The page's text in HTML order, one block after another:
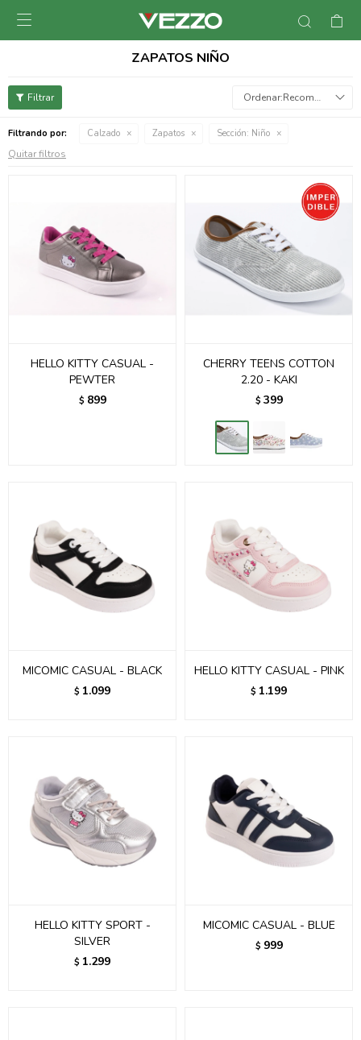

ZAPATOS NIÑO
Recomendados
Filtrando por: Calzado Zapatos Sección: Niño
Quitar filtros
HELLO KITTY CASUAL -
PEWTER
$ 899
CHERRY TEENS COTTON
2.20 - KAKI
$ 399
MICOMIC CASUAL - BLACK
$ 1.099
HELLO KITTY CASUAL - PINK
$ 1.199
HELLO KITTY SPORT -
SILVER
$ 1.299
MICOMIC CASUAL - BLUE
$ 999